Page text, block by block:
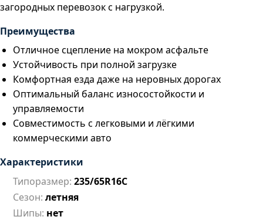
загородных перевозок с нагрузкой.
Преимущества
Отличное сцепление на мокром асфальте
Устойчивость при полной загрузке
Комфортная езда даже на неровных дорогах
Оптимальный баланс износостойкости и
управляемости
Совместимость с легковыми и лёгкими
коммерческими авто
Характеристики
Типоразмер: 235/65R16C
Сезон: летняя
Шипы: нет